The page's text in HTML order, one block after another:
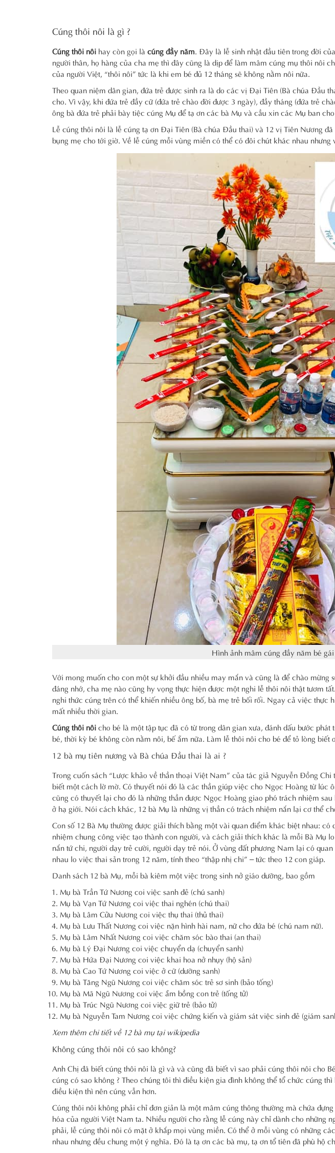
Cúng thôi nôi là gì ?
Cúng thôi nôi hay còn gọi là cúng đầy năm. Đây là lễ sinh nhật đầu tiên trong đời
người thân, họ hàng của cha mẹ thì đây cũng là dịp để làm mâm cúng mụ thôi nôi
của người Việt, “thôi nôi” tức là khi em bé đủ 12 tháng sẽ không nằm nôi nữa.
Theo quan niệm dân gian, đứa trẻ được sinh ra là do các vị Đại Tiên (Bà chúa Đầu
cho. Vì vậy, khi đứa trẻ đầy cữ (đứa trẻ chào đời được 3 ngày), đầy tháng (đứa trẻ
ông bà đứa trẻ phải bày tiệc cúng Mụ để tạ ơn các bà Mụ và cầu xin các Mụ ban
Lễ cúng thôi nôi là lễ cúng tạ ơn Đại Tiên (Bà chúa Đầu thai) và 12 vị Tiên Nương
bụng mẹ cho tới giờ. Về lễ cúng mỗi vùng miền có thể có đôi chút khác nhau nhưng
Hình ảnh mâm cúng đầy năm bé gái
Với mong muốn cho con một sự khởi đầu nhiều may mắn và cũng là để chào mừng
đáng nhớ, cha mẹ nào cũng hy vọng thực hiện được một nghi lễ thôi nôi thật tươm
nghi thức cúng trên có thể khiến nhiều ông bố, bà mẹ trẻ bối rối. Ngay cả việc thực
mất nhiều thời gian.
Cúng thôi nôicho bé là một tập tục đã có từ trong dân gian xưa, đánh dấu bước
bé, thời kỳ bé không còn nằm nôi, bế ẵm nữa. Làm lễ thôi nôi cho bé để tỏ lòng biết
12 bà mụ tiên nương và Bà chúa Đầu thai là ai ?
Trong cuốn sách “Lược khảo về thần thoại Việt Nam” của tác giả Nguyễn Đồng
biết một cách lờ mờ. Có thuyết nói đó là các thần giúp việc cho Ngọc Hoàng từ lúc
cũng có thuyết lại cho đó là những thần được Ngọc Hoàng giao phó trách nhiệm
ở hạ giới. Nói cách khác, 12 bà Mụ là những vị thần có trách nhiệm nắn lại cơ thể
Con số 12 Bà Mụ thường được giải thích bằng một vài quan điểm khác biệt nhau:
nhiệm chung công việc tạo thành con người, và cách giải thích khác là mỗi Bà Mụ
nắn tứ chi, người dạy trẻ cười, người dạy trẻ nói. Ở vùng đất phương Nam lại có
nhau lo việc thai sản trong 12 năm, tính theo “thập nhị chi” – tức theo 12 con giáp.
Danh sách 12 bà Mụ, mỗi bà kiêm một việc trong sinh nở giáo dưỡng, bao gồm
Mụ bà Trần Tứ Nương coi việc sanh đẻ (chú sanh)
Mụ bà Vạn Tứ Nương coi việc thai nghén (chú thai)
Mụ bà Lâm Cửu Nương coi việc thụ thai (thủ thai)
Mụ bà Lưu Thất Nương coi việc nặn hình hài nam, nữ cho đứa bé (chú nam nữ).
Mụ bà Lâm Nhất Nương coi việc chăm sóc bào thai (an thai)
Mụ bà Lý Đại Nương coi việc chuyển dạ (chuyển sanh)
Mụ bà Hứa Đại Nương coi việc khai hoa nở nhụy (hộ sản)
Mụ bà Cao Tứ Nương coi việc ở cữ (dưỡng sanh)
Mụ bà Tăng Ngũ Nương coi việc chăm sóc trẻ sơ sinh (bảo tống)
Mụ bà Mã Ngũ Nương coi việc ẵm bồng con trẻ (tống tử)
Mụ bà Trúc Ngũ Nương coi việc giữ trẻ (bảo tử)
Mụ bà Nguyễn Tam Nương coi việc chứng kiến và giám sát việc sinh đẻ (giám
Xem thêm chi tiết về 12 bà mụ tạiwikipedia
Không cúng thôi nôi có sao không?
Anh Chị đã biết cúng thôi nôi là gì và và cũng đã biết vì sao phải cúng thôi nôi cho
cúng có sao không ? Theo chúng tôi thì điều kiện gia đình không thể tổ chức cúng
điều kiện thì nên cúng vẫn hơn.
Cúng thôi nôi không phải chỉ đơn giản là một mâm cúng thông thường mà chứa
hóa của người Việt Nam ta. Nhiều người cho rằng lễ cúng này chỉ dành cho những
phải, lễ cúng thôi nôi có mặt ở khắp mọi vùng miền. Có thể ở mỗi vùng có những
nhau nhưng đều chung một ý nghĩa. Đó là tạ ơn các bà mụ, tạ ơn tổ tiên đã phù hộ